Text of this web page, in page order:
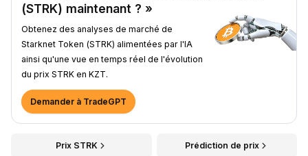
(STRK) maintenant ? »
Obtenez des analyses de marché de
Starknet Token (STRK) alimentées par l'IA
ainsi qu'une vue en temps réel de l'évolution
du prix STRK en KZT.
Demander à TradeGPT
Prix STRK Prédiction de prix